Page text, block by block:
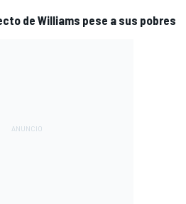
de Williams pese a sus pobres